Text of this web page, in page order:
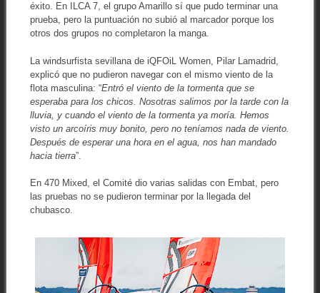
éxito. En ILCA 7, el grupo Amarillo sí que pudo terminar una
prueba, pero la puntuación no subió al marcador porque los
otros dos grupos no completaron la manga.
La windsurfista sevillana de iQFOiL Women, Pilar Lamadrid,
explicó que no pudieron navegar con el mismo viento de la
flota masculina: “Entró el viento de la tormenta que se
esperaba para los chicos. Nosotras salimos por la tarde con la
lluvia, y cuando el viento de la tormenta ya moría. Hemos
visto un arcoíris muy bonito, pero no teníamos nada de viento.
Después de esperar una hora en el agua, nos han mandado
hacia tierra”.
En 470 Mixed, el Comité dio varias salidas con Embat, pero
las pruebas no se pudieron terminar por la llegada del
chubasco.